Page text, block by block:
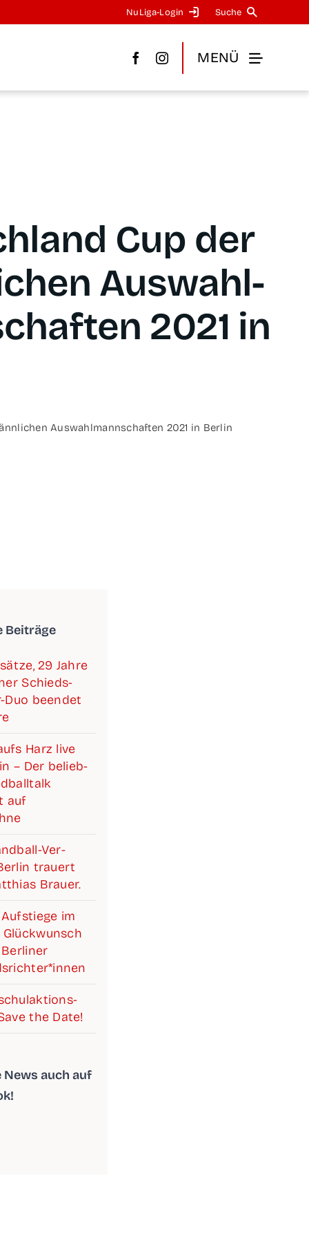
NuLi­­ga-Log­in Suche
MENÜ
Cup der
Aus­wahl­
2021 in
Aus­wahl­mann­schaf­ten 2021 in Berlin
Beiträge
29 Jah­re
Schieds­­­
Duo been­det
Harz live
– Der belieb­
auf
Ver­­­­­
trau­ert
Brauer.
im
Glück­wunsch
the Date!
News auch auf